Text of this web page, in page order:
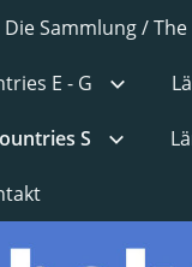
Die Sammlung /
E - G
S